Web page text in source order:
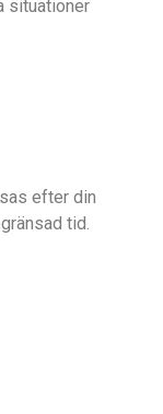
situationer
efter din
tid.